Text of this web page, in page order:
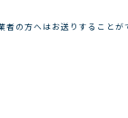
者の方へはお送りすることが